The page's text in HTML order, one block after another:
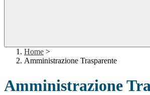
Home >
Amministrazione Trasparente
Amministrazione